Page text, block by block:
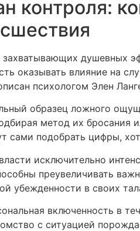
контроля:
захватывающих душевных
оказывать влияние на
психологом Элен
образец ложного
метод их бросания
сами подобрать цифры,
исключительно
преувеличивать
убежденности в своих
включенность в
с ситуацией